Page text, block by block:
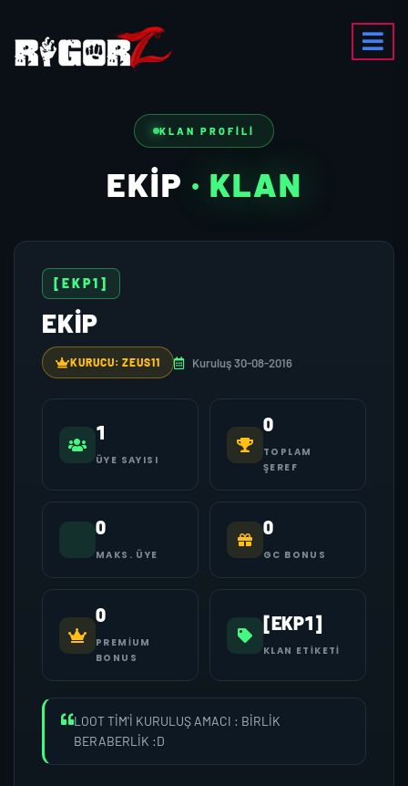
KLAN PROFILI
EKİP · KLAN
[EKP1]
EKİP
KURUCU: ZEUS11 Kuruluş 30-08-2016
1
ÜYE SAYISI
0
TOPLAM
ŞEREF
0
MAKS. ÜYE
0
GC BONUS
0
PREMIUM
BONUS
[EKP1]
KLAN ETIKETI
LOOT TİM'İ KURULUŞ AMACI : BİRLİK
BERABERLİK :D